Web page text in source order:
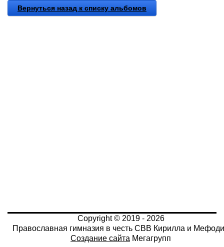
Вернуться назад к списку альбомов
Copyright © 2019 - 2026
Православная гимназия в честь СВВ Кирилла и
Создание сайта Мегагрупп